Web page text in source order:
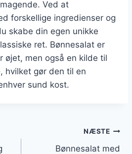
Ved at
forskellige ingredienser og
skabe din egen unikke
ret. Bønnesalat er
øjet, men også en kilde til
gør den til en
sund kost.
NÆSTE
Bønnesalat med